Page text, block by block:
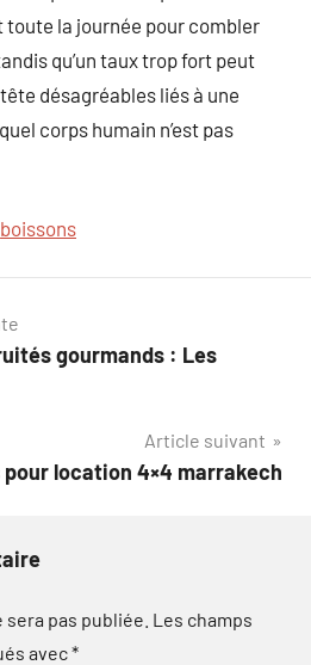
la journée pour combler
qu’un taux trop fort peut
désagréables liés à une
corps humain n’est pas
boissons
gourmands : Les
Article suivant
pour location 4×4 marrakech
pas publiée. Les champs
avec*